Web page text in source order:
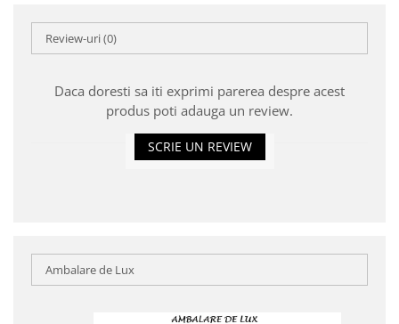
Review-uri(0)
Daca doresti sa iti exprimi parerea despre acest
produs poti adauga un review.
SCRIE UN REVIEW
Ambalare de Lux